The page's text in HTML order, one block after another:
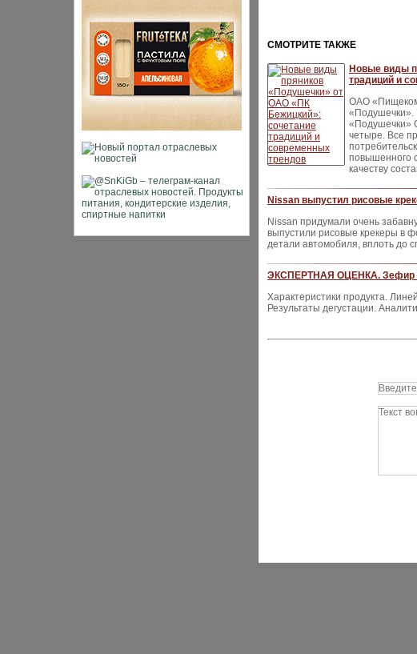
CМОТРИТЕ ТАКЖЕ
Новые виды
традиций и
ОАО
«Подушечки».
«Подушечки»
четыре. Все
повышенного
качеству
Nissan выпустил рисовые
Nissan придумали очень
выпустили рисовые крекеры в
детали автомобиля, вплоть до
ЭКСПЕРТНАЯ ОЦЕНКА. Зефир
Характеристики продукта.
Результаты дегустации.